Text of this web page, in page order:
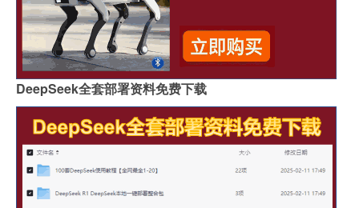
DeepSeek全套部署资料免费下载